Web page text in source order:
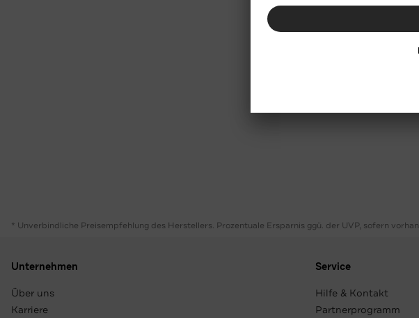
* Unverbindliche Preisempfehlung des Herstellers. Prozentuale Ersparnis ggü. der UVP, sofern
Unternehmen
Über uns
Karriere
Service
Hilfe & Kontakt
Partnerprogramm